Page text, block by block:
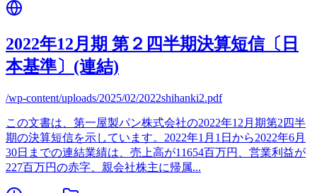
2022年12月期 第２四半期決算短信〔日
本基準〕(連結)
/wp-content/uploads/2025/02/2022shihanki2.pdf
この文書は、第一屋製パン株式会社の2022年12月期第2四半
期の決算短信を示しています。2022年1月1日から2022年6月
30日までの連結業績は、売上高が11654百万円、営業利益が
227百万円の赤字、親会社株主に帰属...